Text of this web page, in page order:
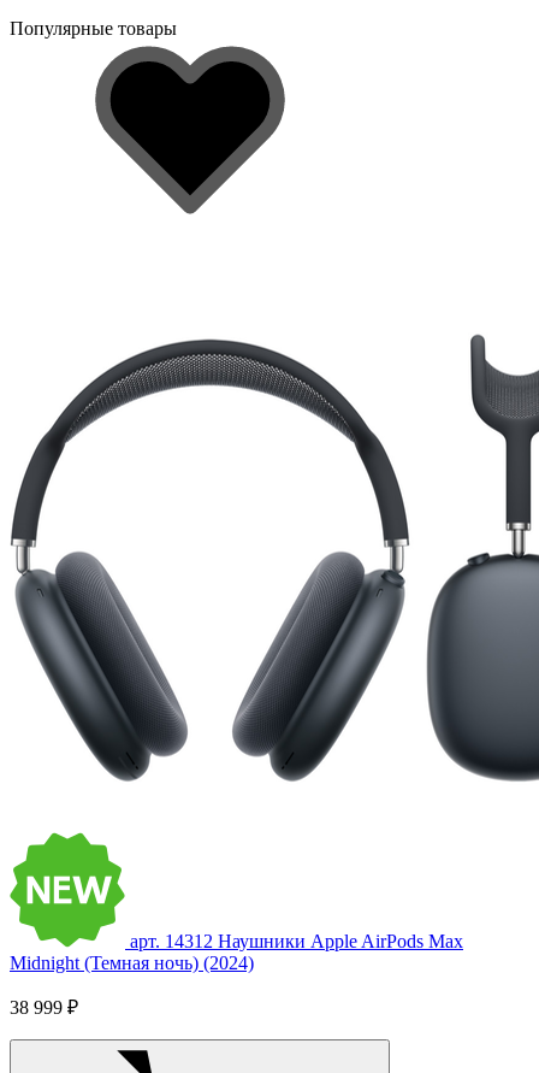
Популярные товары
арт. 14312 Наушники Apple AirPods Max
Midnight (Темная ночь) (2024)
38 999 ₽